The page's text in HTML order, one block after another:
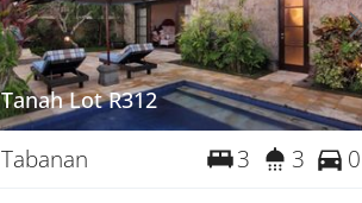
Tanah Lot R312
Tabanan 3 3 0